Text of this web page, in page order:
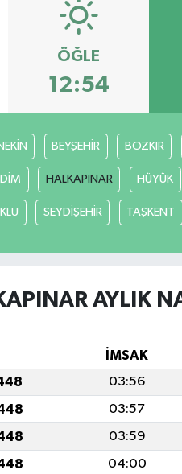
ÖĞLE
12:54
BEYŞEHİR BOZKIR
HALKAPINAR HÜYÜK
SEYDİŞEHİR TAŞKENT
AYLIK
İMSAK
03:56
03:57
03:59
04:00